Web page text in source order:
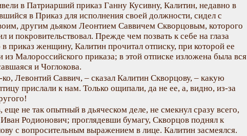
в Патриарший приказ Ганну Кусивну, Калитин, недавно в
в Приказ для исполнения своей должности, сидел с
другим дьяком Леонтием Саввичем Скворцовым, которого
и покровительствовал. Прежде чем позвать к себе на глаза
приказ женщину, Калитин прочитал отписку, при которой ее
из Малороссийского приказа; в этой отписке изложена была вся
и Чоглокова.
Левонтий Саввич, – сказал Калитин Скворцову, – какую
прислали к нам. Только ощипали, да не ее, а, видно, из-за
еще не так опытный в дьяческом деле, не смекнул сразу всего,
Родионович; проглядевши бумагу, Скворцов поднял к
с вопросительным выражением в лице. Калитин засмеялся.